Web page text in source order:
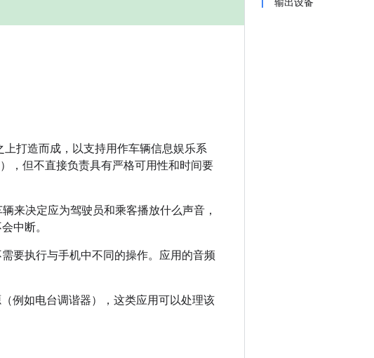
打造而成，以支持用作车辆信息娱乐系
，但不直接负责具有严格可用性和时间要
来决定应为驾驶员和乘客播放什么声音，
中断。
要执行与手机中不同的操作。应用的音频
例如电台调谐器），这类应用可以处理该